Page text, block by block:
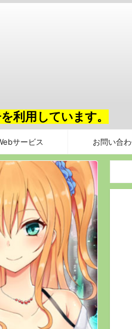
利用しています。
サービス お問い合